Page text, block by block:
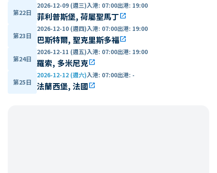
第22日
2026-12-09 (週三)入港: 07:00出港: 19:00
菲利普斯堡, 荷屬聖馬丁open_in_new
第23日
2026-12-10 (週四)入港: 07:00出港: 19:00
巴斯特爾, 聖克里斯多福open_in_new
第24日
2026-12-11 (週五)入港: 07:00出港: 19:00
羅索, 多米尼克open_in_new
第25日
2026-12-12 (週六)入港: 07:00出港: -
法蘭西堡, 法國open_in_new